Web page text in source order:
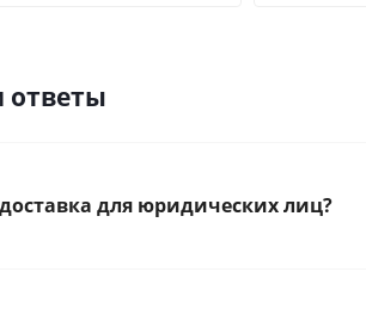
ответы
для юридических лиц?